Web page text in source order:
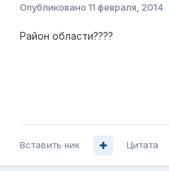
Опубликовано 11 февраля, 2014
Район области????
Вставить ник Цитата